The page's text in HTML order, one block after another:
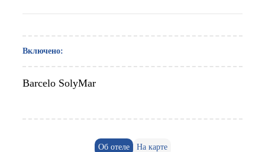
Включено:
Barcelo SolyMar
Об отеле На карте